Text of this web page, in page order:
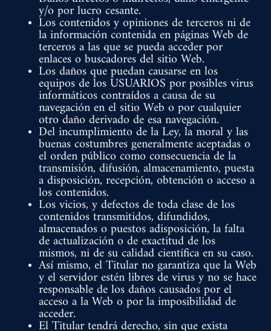
y/o por lucro cesante.
Los contenidos y opiniones de terceros ni de
la información contenida en páginas Web de
terceros a las que se pueda acceder por
enlaces o buscadores del sitio Web.
Los daños que puedan causarse en los
equipos de los USUARIOS por posibles virus
informáticos contraídos a causa de su
navegación en el sitio Web o por cualquier
otro daño derivado de esa navegación.
Del incumplimiento de la Ley, la moral y las
buenas costumbres generalmente aceptadas o
el orden público como consecuencia de la
transmisión, difusión, almacenamiento, puesta
a disposición, recepción, obtención o acceso a
los contenidos.
Los vicios, y defectos de toda clase de los
contenidos transmitidos, difundidos,
almacenados o puestos adisposición, la falta
de actualización o de exactitud de los
mismos, ni de su calidad científica en su caso.
Así mismo, el Titular no garantiza que la Web
y el servidor estén libres de virus y no se hace
responsable de los daños causados por el
acceso a la Web o por la imposibilidad de
acceder.
El Titular tendrá derecho, sin que exista